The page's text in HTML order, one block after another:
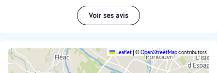
Voir ses avis
Leaflet ©OpenStreetMapcontributors